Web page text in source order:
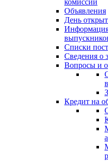
комиссии
Объявления
День
Информация
Списки
Сведения о
Вопросы и
Кредит на